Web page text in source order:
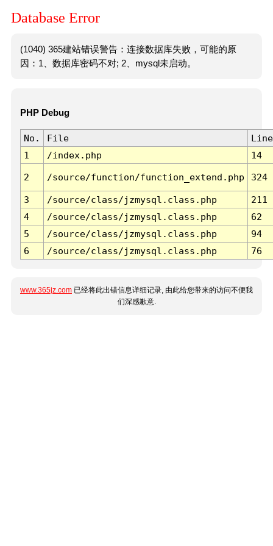
Database Error
(1040) 365建站错误警告：连接数据库失败，可能的原
因：1、数据库密码不对; 2、mysql未启动。
PHP Debug
No. File
Line
1
/index.php 14
2 /source/function/function_extend.php 324
3 /source/class/jzmysql.class.php
211
4
/source/class/jzmysql.class.php
62
5
/source/class/jzmysql.class.php
94
6
/source/class/jzmysql.class.php 76
www.365jz.com 已经将此出错信息详细记录, 由此给您带来的访问不便我
们深感歉意.